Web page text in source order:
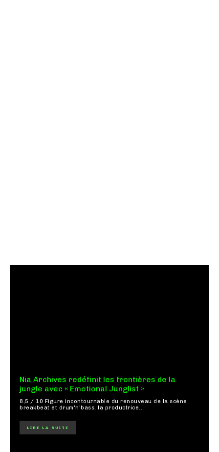
Nia Archives redéfinit les frontières de la
jungle avec « Emotional Junglist »
8,5 / 10 Figure incontournable du renouveau de la scène
breakbeat et drum'n'bass, la productrice...
LIRE LA SUITE